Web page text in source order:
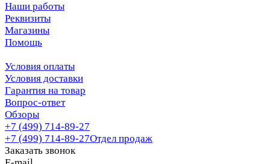
Наши работы
Реквизиты
Магазины
Помощь
Условия оплаты
Условия доставки
Гарантия на товар
Вопрос-ответ
Обзоры
+7 (499) 714-89-27
+7 (499) 714-89-27Отдел продаж
Заказать звонок